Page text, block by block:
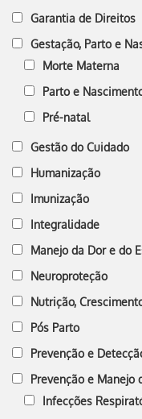
Garantia de Direitos
Gestação, Parto e
Morte Materna
Parto e
Pré-natal
Gestão do Cuidado
Humanização
Imunização
Integralidade
Manejo da Dor e do
Neuroproteção
Nutrição,
Pós Parto
Prevenção e
Prevenção e Manejo
Infecções